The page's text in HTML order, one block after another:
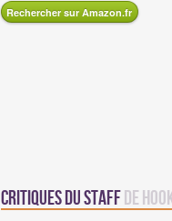
Rechercher sur Amazon.fr
Critiques du staffde